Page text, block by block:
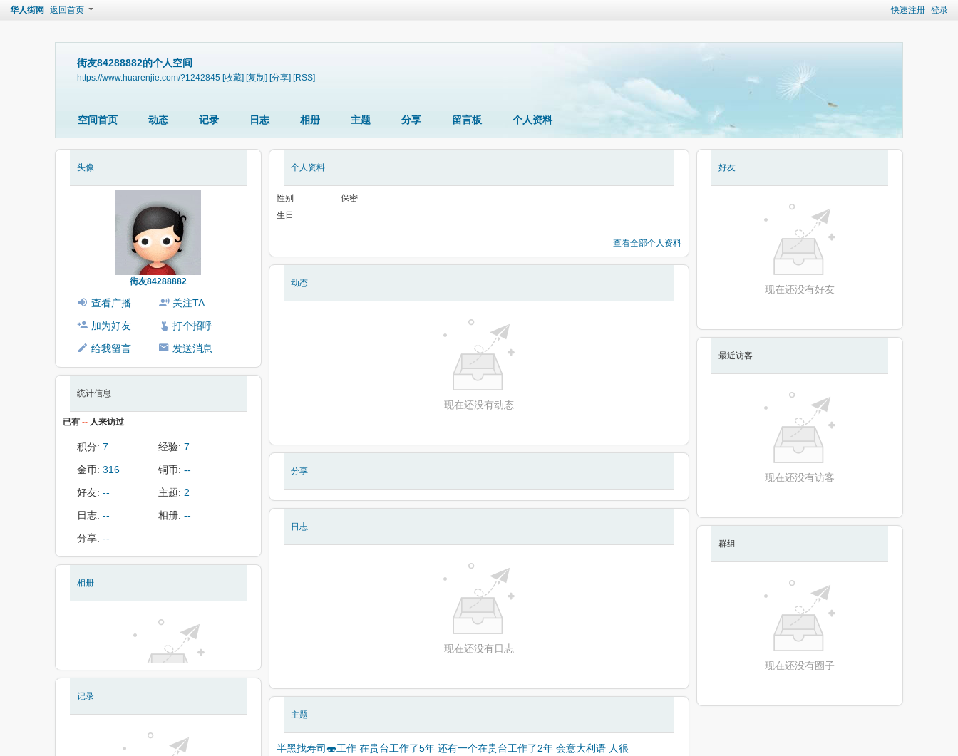
快速注册 登录
华人街网 返回首页
街友84288882的个人空间
https://www.huarenjie.com/?1242845 [收藏] [复制] [分享] [RSS]
空间首页 动态 记录 日志 相册 主题 分享 留言板 个人资料
头像
街友84288882
查看广播
关注TA
加为好友
打个招呼
给我留言
发送消息
统计信息
已有 -- 人来访过
积分: 7 经验: 7
金币: 316 铜币: --
好友: -- 主题: 2
日志: -- 相册: --
分享: --
相册
记录
个人资料
性别
保密
生日
查看全部个人资料
动态
现在还没有动态
分享
日志
现在还没有日志
主题
半黑找寿司🍣工作 在贵台工作了5年 还有一个在贵台工作了2年 会意大利语 人很
好友
现在还没有好友
最近访客
现在还没有访客
群组
现在还没有圈子